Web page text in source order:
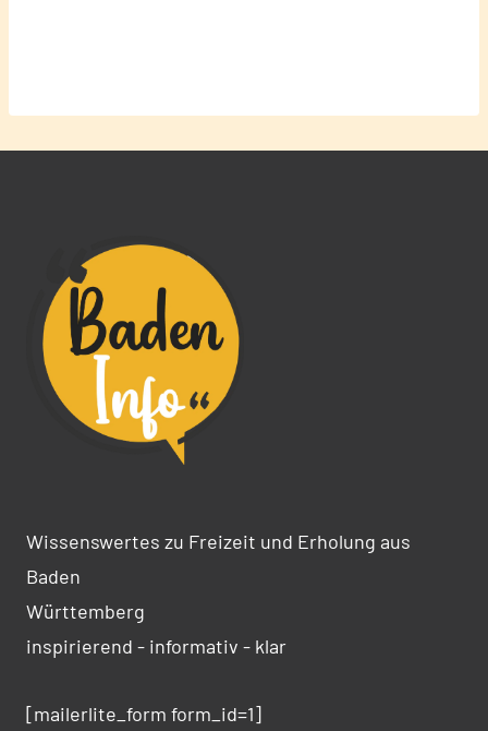
Wissenswertes zu Freizeit und Erholung aus
Baden
Württemberg
inspirierend - informativ - klar
[mailerlite_form form_id=1]